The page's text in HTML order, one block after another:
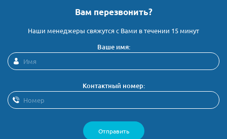
Вам перезвонить?
Наши менеджеры свяжутся с Вами в течении 15 минут
Ваше имя:
Контактный номер:
Отправить